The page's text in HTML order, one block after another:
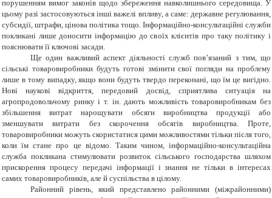
порушенням вимог законів щодо збереження навколишнього середовища. У
цьому разі застосовуються інші важелі впливу, а саме: державне регулювання,
субсидії, штрафи, цінова політика тощо. Інформаційно-консультаційні служби
покликані лише доносити інформацію до своїх клієнтів про таку політику і
пояснювати її ключові засади.
Ще один важливий аспект діяльності служб пов’язаний з тим, що
сільські товаровиробники будуть готові змінити свої погляди на проблему
лише в тому випадку, якщо вони будуть твердо переконані, що їм це вигідно.
Нові наукові відкриття, передовий досвід, сприятлива ситуація на
агропродовольчому ринку і т. ін. дають можливість товаровиробникам без
збільшення витрат нарощувати обсяги виробництва продукції або
зменшувати витрати без скорочення обсягів виробництва. Проте,
товаровиробники можуть скористатися цими можливостями тільки після того,
коли їм стане про це відомо. Таким чином, інформаційно-консультаційна
служба покликана стимулювати розвиток сільського господарства шляхом
прискорення процесу передачі інформації і знання не тільки в інтересах
самих товаровиробників, але й суспільства в цілому.
Районний рівень, який представлено районними (міжрайонними)